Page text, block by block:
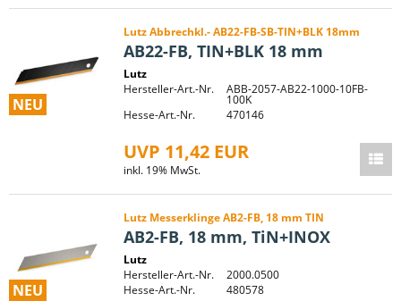
NEU
Lutz Abbrechkl.- AB22-FB-SB-TIN+BLK 18mm
AB22-FB, TIN+BLK 18 mm
Lutz
Hersteller-Art.-Nr.
ABB-2057-AB22-1000-10FB-
100K
Hesse-Art.-Nr.
470146
UVP 11,42 EUR
inkl. 19% MwSt.
NEU
Lutz Messerklinge AB2-FB, 18 mm TIN
AB2-FB, 18 mm, TiN+INOX
Lutz
Hersteller-Art.-Nr.
2000.0500
Hesse-Art.-Nr.
480578